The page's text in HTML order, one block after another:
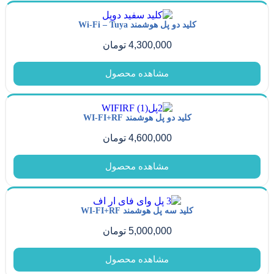
کلید دو پل هوشمند Wi-Fi – Tuya
4,300,000 تومان
مشاهده محصول
کلید دو پل هوشمند WI-FI+RF
4,600,000 تومان
مشاهده محصول
کلید سه پل هوشمند WI-FI+RF
5,000,000 تومان
مشاهده محصول